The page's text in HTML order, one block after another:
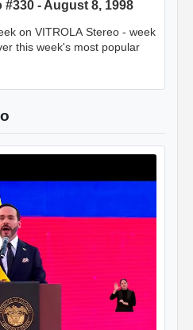
#330 - August 8, 1998
on VITROLA Stereo - week
this week's most popular